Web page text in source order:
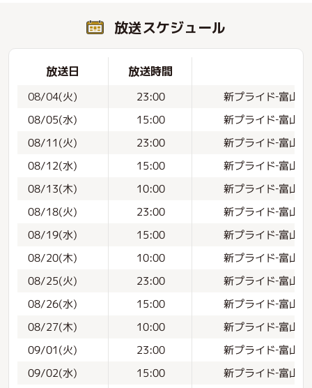
放送スケジュール
放送日 放送時間
08/04(火) 23:00 新プライド‐富山
08/05(水) 15:00 新プライド‐富山
08/11(火) 23:00 新プライド‐富山
08/12(水) 15:00 新プライド‐富山
08/13(木) 10:00 新プライド‐富山
08/18(火) 23:00 新プライド‐富山
08/19(水) 15:00 新プライド‐富山
08/20(木) 10:00 新プライド‐富山
08/25(火) 23:00 新プライド‐富山
08/26(水) 15:00 新プライド‐富山
08/27(木) 10:00 新プライド‐富山
09/01(火) 23:00 新プライド‐富山
09/02(水) 15:00 新プライド‐富山